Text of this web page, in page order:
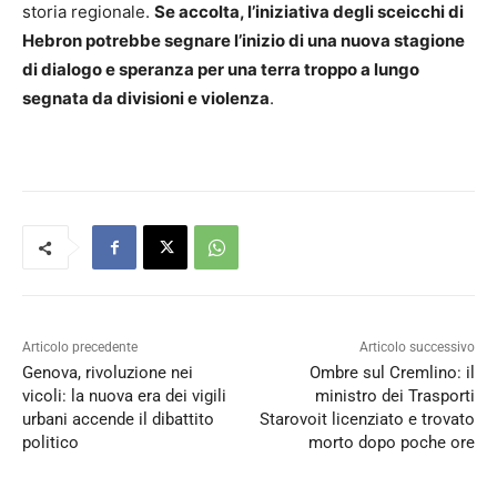
storia regionale. Se accolta, l’iniziativa degli sceicchi di
Hebron potrebbe segnare l’inizio di una nuova stagione
di dialogo e speranza per una terra troppo a lungo
segnata da divisioni e violenza.
Articolo precedente
Genova, rivoluzione nei
vicoli: la nuova era dei vigili
urbani accende il dibattito
politico
Articolo successivo
Ombre sul Cremlino: il
ministro dei Trasporti
Starovoit licenziato e trovato
morto dopo poche ore